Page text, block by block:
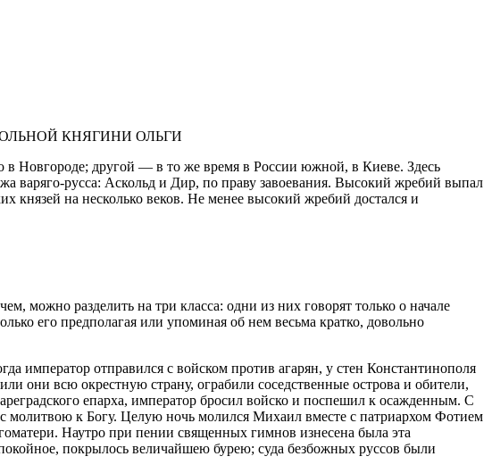
КНЯГИНИ ОЛЬГИ
в Новгороде; другой — в то же время в России южной, в Киеве. Здесь
варяго-русса: Аскольд и Дир, по праву завоевания. Высокий жребий выпал
князей на несколько веков. Не менее высокий жребий достался и
можно разделить на три класса: одни из них говорят только о начале
его предполагая или упоминая об нем весьма кратко, довольно
император отправился с войском против агарян, у стен Константинополя
они всю окрестную страну, ограбили соседственные острова и обители,
епарха, император бросил войско и поспешил к осажденным. С
с молитвою к Богу. Целую ночь молился Михаил вместе с патриархом Фотием
Наутро при пении священных гимнов изнесена была эта
покрылось величайшею бурею; суда безбожных руссов были